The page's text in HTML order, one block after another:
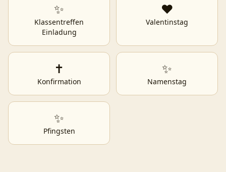
✨
Klassentreffen
Einladung
❤️
Valentinstag
✝️
Konfirmation
✨
Namenstag
✨
Pfingsten